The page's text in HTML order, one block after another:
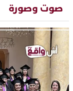
13:30دنيا بوطازوت
“كوفرة فالغيس”
19:11يقظة أمنية تنهي
رهينتين من قبضة
17:27اتحاد المقاولات
الإعلامي سعيد
صوت وصورة